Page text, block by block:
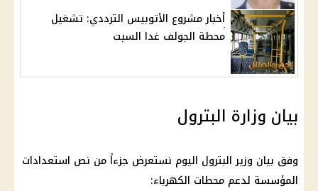
أخبار مشروع الأتوبيس الترددي: تشغيل
محطة الجولف غدا السبت
بيان وزارة البترول
وفق بيان وزير البترول اليوم نستعرض جزءاً من نص استعدادات
المؤسسة لدعم محطات الكهرباء: